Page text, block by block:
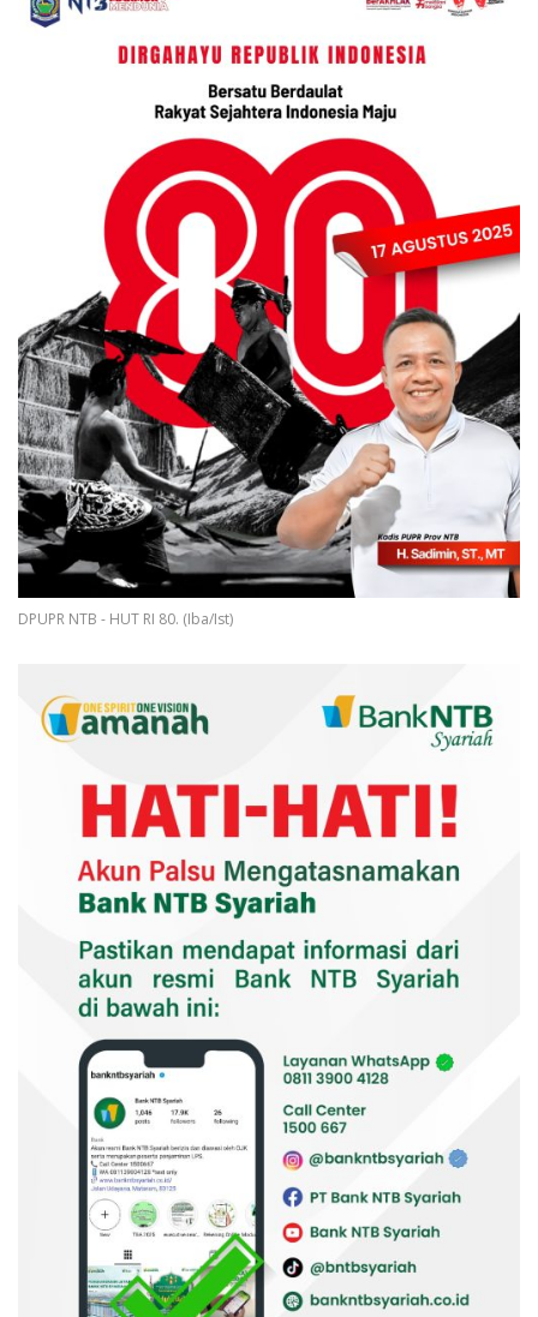
DPUPR NTB - HUT RI 80. (Iba/Ist)